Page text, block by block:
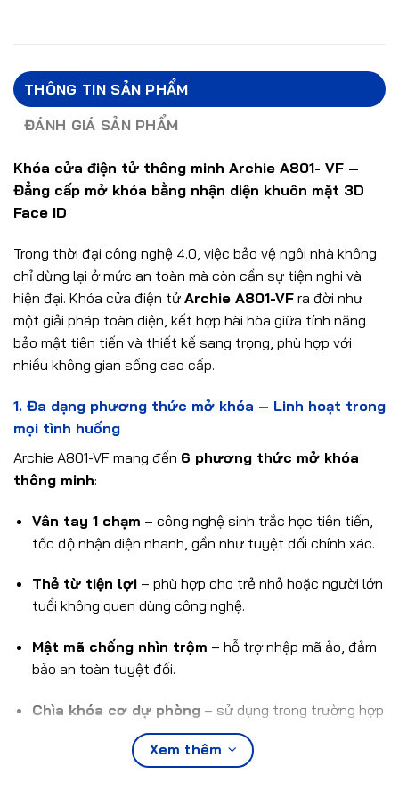
THÔNG TIN SẢN PHẨM
ĐÁNH GIÁ SẢN PHẨM
Khóa cửa điện tử thông minh Archie A801- VF –
Đẳng cấp mở khóa bằng nhận diện khuôn mặt 3D
Face ID
Trong thời đại công nghệ 4.0, việc bảo vệ ngôi nhà không
chỉ dừng lại ở mức an toàn mà còn cần sự tiện nghi và
hiện đại. Khóa cửa điện tử Archie A801-VF ra đời như
một giải pháp toàn diện, kết hợp hài hòa giữa tính năng
bảo mật tiên tiến và thiết kế sang trọng, phù hợp với
nhiều không gian sống cao cấp.
1. Đa dạng phương thức mở khóa – Linh hoạt trong
mọi tình huống
Archie A801-VF mang đến 6 phương thức mở khóa
thông minh:
Vân tay 1 chạm – công nghệ sinh trắc học tiên tiến,
tốc độ nhận diện nhanh, gần như tuyệt đối chính xác.
Thẻ từ tiện lợi– phù hợp cho trẻ nhỏ hoặc người lớn
tuổi không quen dùng công nghệ.
Mật mã chống nhìn trộm – hỗ trợ nhập mã ảo, đảm
bảo an toàn tuyệt đối.
Chìa khóa cơ dự phòng – sử dụng trong trường hợp
khẩn cấp hoặc khi hết pin.
– quản lý và mở cửa chỉ bằng một chạm
Xem thêm